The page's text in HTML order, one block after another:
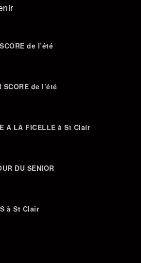
de l’été
de l’été
A LA FICELLE à St Clair
DU SENIOR
à St Clair